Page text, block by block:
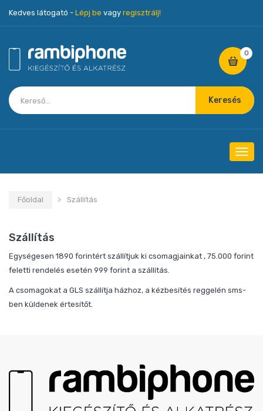
Kedves látogató - Lépj be vagy regisztrálj!
Keresés
0
Főoldal Szállítás
Szállítás
Egységesen 1890 forintért szállítjuk ki csomagjainkat , 75.000 forint
feletti rendelés esetén 999 forint a szállítás.
A csomagokat a GLS szállítja házhoz, a kézbesítés reggelén sms-
ben küldenek értesítőt.